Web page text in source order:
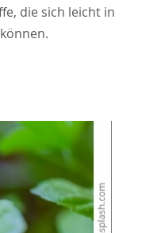
die sich leicht in